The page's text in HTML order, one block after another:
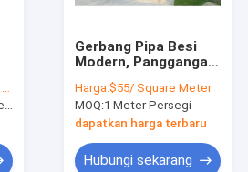
Gerbang Pipa Besi
Modern, Panggangan
Utama Besi Tempa
Harga:$55/ Square Meter
MOQ:1 Meter Persegi
dapatkan harga terbaru
Hubungi sekarang